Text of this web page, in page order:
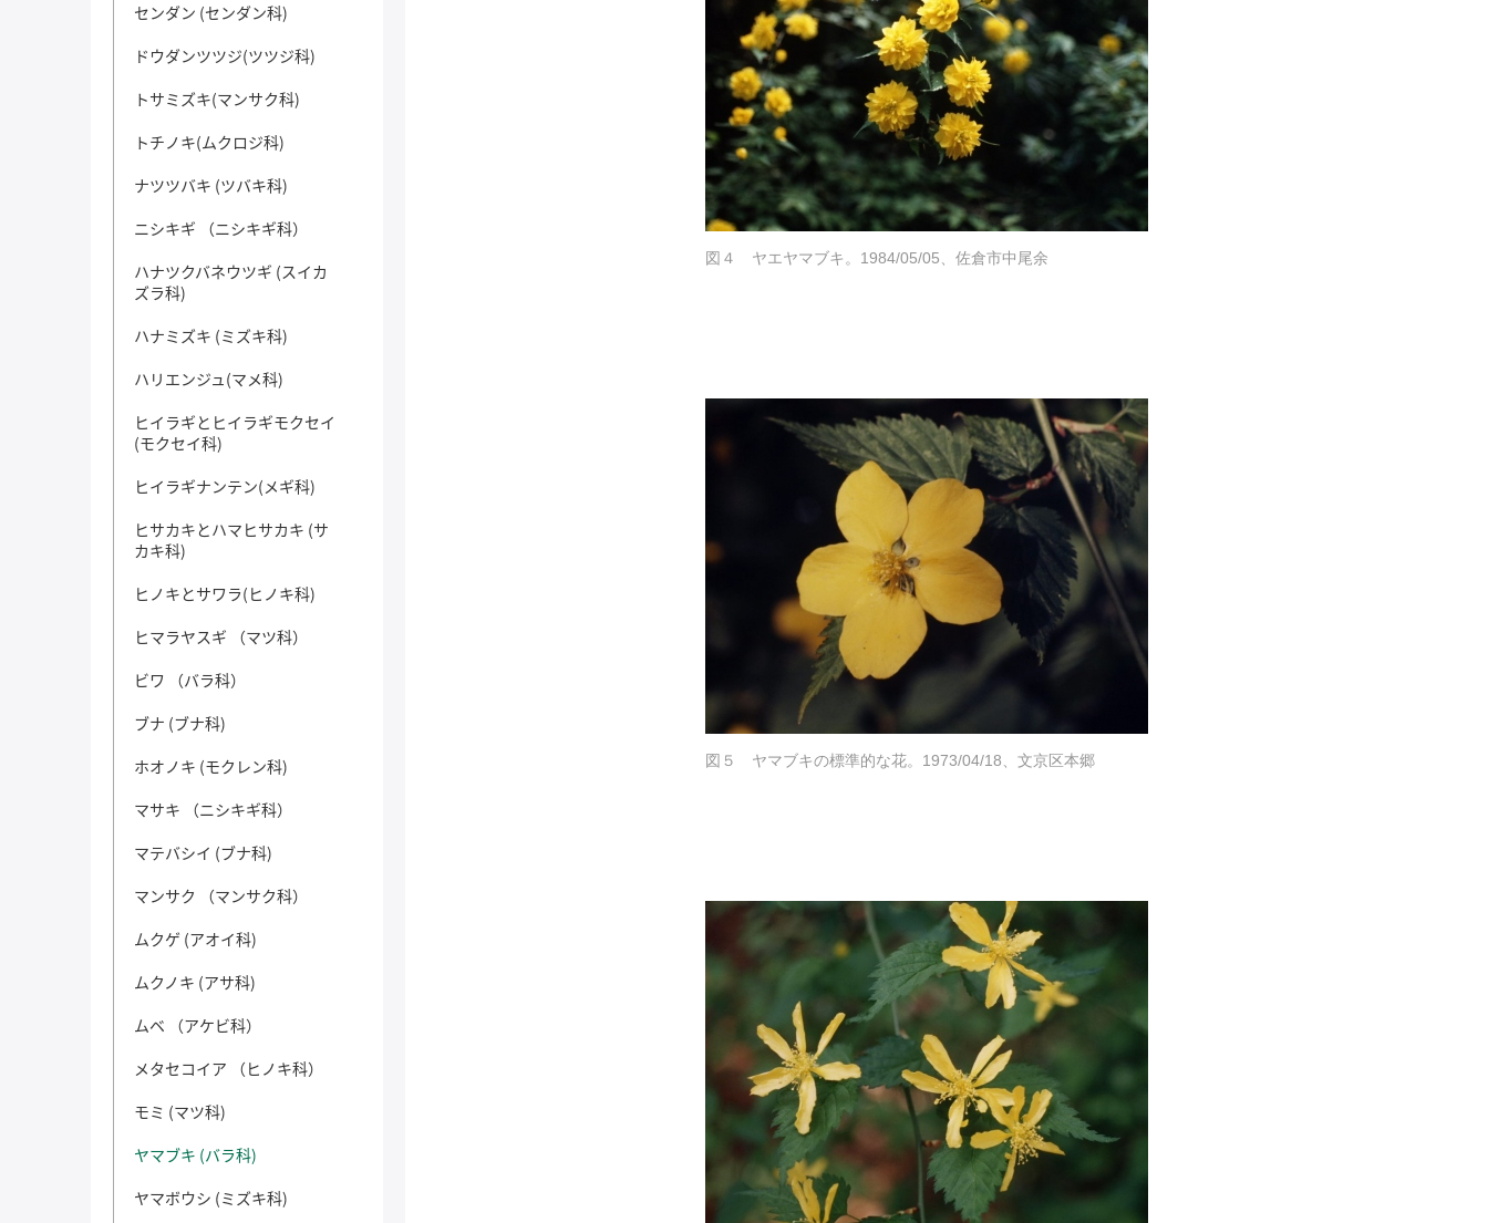
図４ ヤエヤマブキ。1984/05/05、佐倉市中尾余
図５ ヤマブキの標準的な花。1973/04/18、文京区本郷
センダン (センダン科)
ドウダンツツジ(ツツジ科)
トサミズキ(マンサク科)
トチノキ(ムクロジ科)
ナツツバキ (ツバキ科)
ニシキギ （ニシキギ科）
ハナツクバネウツギ (スイカ
ズラ科)
ハナミズキ (ミズキ科)
ハリエンジュ(マメ科)
ヒイラギとヒイラギモクセイ
(モクセイ科)
ヒイラギナンテン(メギ科)
ヒサカキとハマヒサカキ (サ
カキ科)
ヒノキとサワラ(ヒノキ科)
ヒマラヤスギ （マツ科）
ビワ （バラ科）
ブナ (ブナ科)
ホオノキ (モクレン科)
マサキ （ニシキギ科）
マテバシイ (ブナ科)
マンサク （マンサク科）
ムクゲ (アオイ科)
ムクノキ (アサ科)
ムベ （アケビ科）
メタセコイア （ヒノキ科）
モミ (マツ科)
ヤマブキ (バラ科)
ヤマボウシ (ミズキ科)